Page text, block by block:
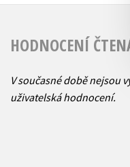
HODNOCENÍ
V současné době nejsou
uživatelská hodnocení.